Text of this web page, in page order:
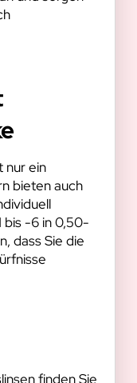
nur ein
bieten auch
bis -6 in 0,50-
dass Sie die
finden Sie